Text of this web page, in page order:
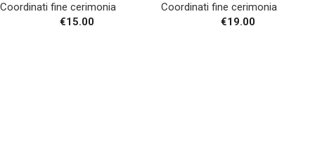
Coordinati fine cerimonia
€15.00
Coordinati fine cerimonia
€19.00